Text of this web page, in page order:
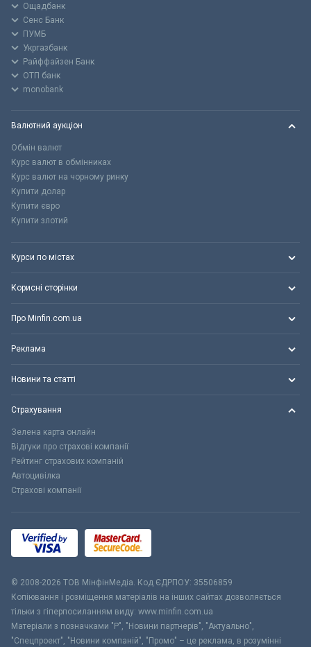
Ощадбанк
Сенс Банк
ПУМБ
Укргазбанк
Райффайзен Банк
ОТП банк
monobank
Валютний аукціон
Обмін валют
Курс валют в обмінниках
Курс валют на чорному ринку
Купити долар
Купити євро
Купити злотий
Курси по містах
Корисні сторінки
Про Minfin.com.ua
Реклама
Новини та статті
Страхування
Зелена карта онлайн
Відгуки про страхові компанії
Рейтинг страхових компаній
Автоцивілка
Страхові компанії
© 2008-2026 ТОВ МiнфiнМедiа. Код ЄДРПОУ: 35506859
Копіювання і розміщення матеріалів на інших сайтах дозволяється
тільки з гіперпосиланням виду: www.minfin.com.ua
Матеріали з позначками "Р", "Новини партнерів", "Актуально",
"Спецпроект", "Новини компаній", "Промо" – це реклама, в розумінні